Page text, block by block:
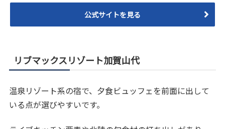
公式サイトを見る
リブマックスリゾート加賀山代
温泉リゾート系の宿で、夕食ビュッフェを前面に出して
いる点が選びやすいです。